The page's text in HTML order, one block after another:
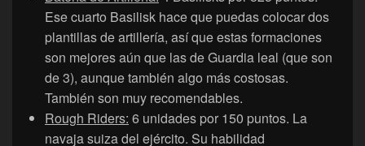
Ese cuarto Basilisk hace que puedas colocar dos
plantillas de artillería, así que estas formaciones
son mejores aún que las de Guardia leal (que son
de 3), aunque también algo más costosas.
También son muy recomendables.
Rough Riders: 6 unidades por 150 puntos. La
navaja suiza del ejército. Su habilidad